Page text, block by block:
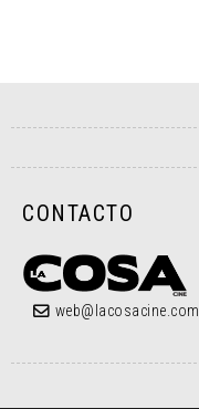
CONTACTO
web@lacosacine.com